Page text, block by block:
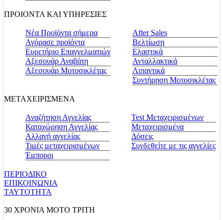
ΠΡΟΙΟΝΤΑ ΚΑΙ ΥΠΗΡΕΣΙΕΣ
Νέα Προϊόντα σήμερα
Αγόρασε προϊόντα
Ευρετήριο Επαγγελματιών
Αξεσουάρ Αναβάτη
Αξεσουάρ Μοτοσικλέτας
Αfter Sales
Βελτίωση
Ελαστικά
Ανταλλακτικά
Λιπαντικά
Συντήρηση Μοτοσικλέτας
ΜΕΤΑΧΕΙΡΙΣΜΕΝΑ
Αναζήτηση Αγγελίας
Καταχώρηση Αγγελίας
Αλλαγή αγγελίας
Τιμές μεταχειρισμένων
Έμποροι
Test Μεταχειρισμένων
Μεταχειρισμένα
Δόσεις
Συνδεθείτε με τις αγγελίες
ΠΕΡΙΟΔΙΚΟ
ΕΠΙΚΟΙΝΩΝΙΑ
ΤΑΥΤΟΤΗΤΑ
30 ΧΡΟΝΙΑ MOTO ΤΡΙΤΗ